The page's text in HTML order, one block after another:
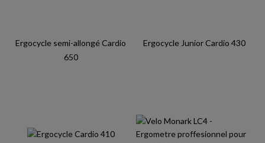
Ergocycle semi-allongé Cardio
650
Ergocycle Junior Cardio 430